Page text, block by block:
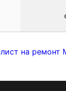
на ремонт